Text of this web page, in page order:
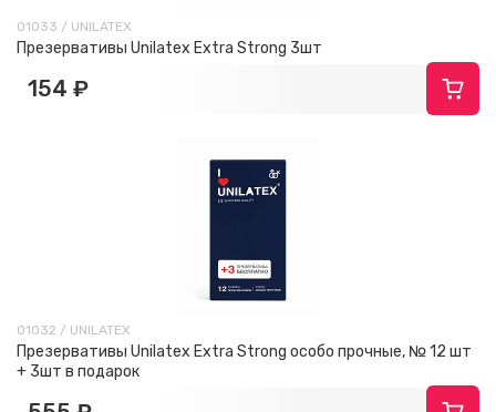
01033 / UNILATEX
Презервативы Unilatex Extra Strong 3шт
154 ₽
01032 / UNILATEX
Презервативы Unilatex Extra Strong особо прочные, № 12 шт
+ 3шт в подарок